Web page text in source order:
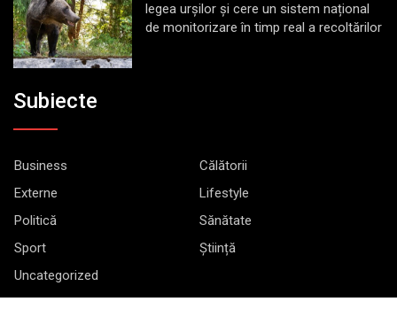
legea urșilor și cere un sistem național
de monitorizare în timp real a recoltărilor
Subiecte
Business
Călătorii
Externe
Lifestyle
Politică
Sănătate
Sport
Știință
Uncategorized